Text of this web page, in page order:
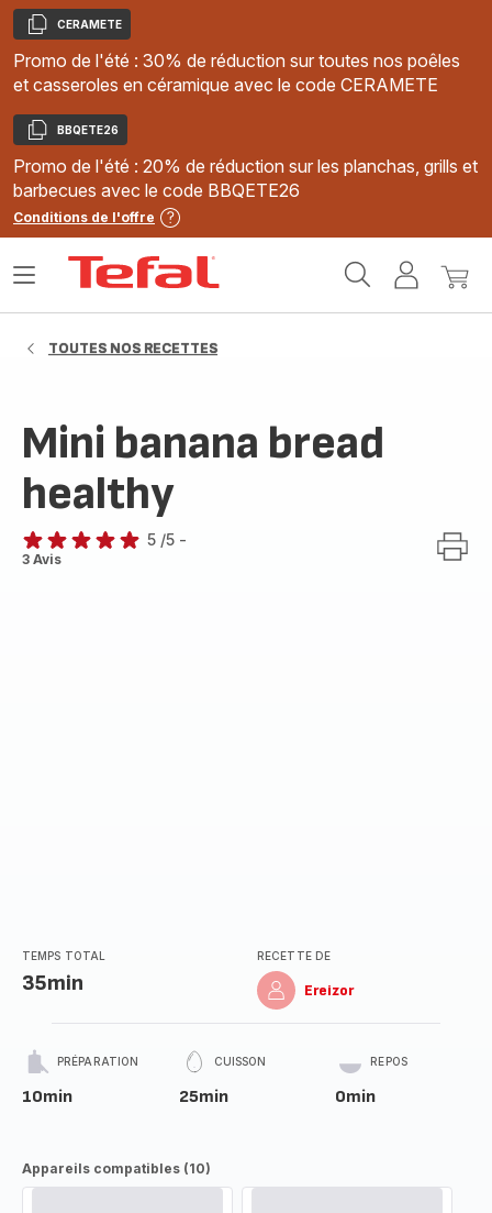
Copier
CERAMETE
Promo de l'été : 30% de réduction sur toutes nos poêles
et casseroles en céramique avec le code CERAMETE
Copier
BBQETE26
Promo de l'été : 20% de réduction sur les planchas, grills et
barbecues avec le code BBQETE26
Conditions de l'offre
MonMon
Ouvrir
TOUTES NOS RECETTES
Mini banana bread
healthy
Avis
5 /5 -
3 Avis
TEMPS TOTAL
35min
RECETTE DE
Ereizor
PRÉPARATION
10min
CUISSON
25min
REPOS
0min
Appareils compatibles (10)